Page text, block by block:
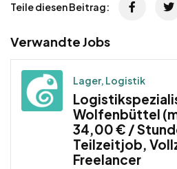
Teile diesen Beitrag:
Verwandte Jobs
Lager, Logistik
Wolfenbüttel
34,00 € /
Teilzeitjob,
Freelancer